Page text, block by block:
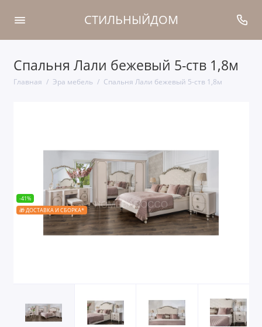
СТИЛЬНЫЙДОМ
Спальня Лали бежевый 5-ств 1,8м
Главная Эра мебель Спальня Лали бежевый 5-ств 1,8м
-41%
🎁 ДОСТАВКА И СБОРКА*